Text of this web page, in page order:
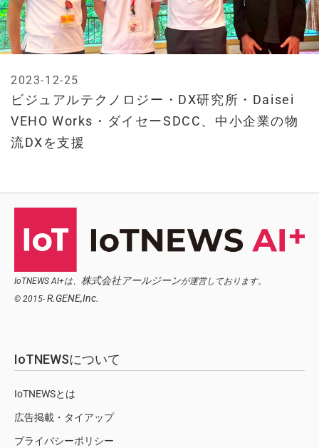
ビジュアルテクノロジー・DX研究所・Daisei
VEHO Works・ダイセーSDCC、中小企業の物
流DXを支援
2023-12-25
IoTNEWS AI+は、 株式会社アールジーンが運営しております。
© 2015- R.GENE,Inc.
IoTNEWSについて
IoTNEWSとは
広告掲載・タイアップ
プライバシーポリシー